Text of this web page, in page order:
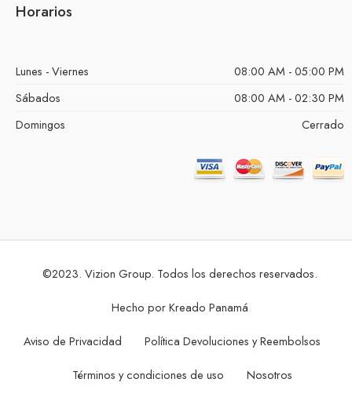
Horarios
Lunes - Viernes
08:00 AM - 05:00 PM
Sábados
08:00 AM - 02:30 PM
Domingos
Cerrado
©2023. Vizion Group. Todos los derechos reservados.
Hecho porKreado Panamá
Aviso de Privacidad Política Devoluciones y Reembolsos
Términos y condiciones de uso Nosotros